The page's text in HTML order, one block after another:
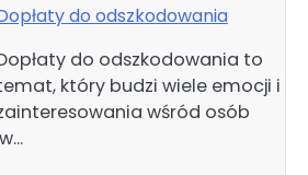
do odszkodowania
do odszkodowania to
który budzi wiele emocji i
wśród osób